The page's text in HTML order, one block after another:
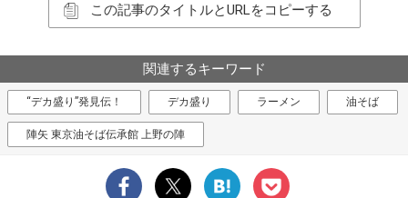
この記事のタイトルとURLをコピーする
関連するキーワード
“デカ盛り”発見伝！ デカ盛り ラーメン 油そば
陣矢 東京油そば伝承館 上野の陣